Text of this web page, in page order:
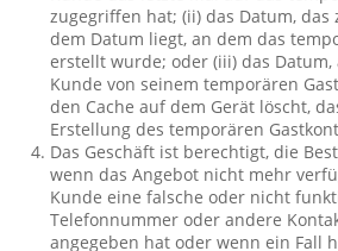
zugegriffen hat; (ii) das Datum, das
dem Datum liegt, an dem das
erstellt wurde; oder (iii) das
Kunde von seinem temporären
den Cache auf dem Gerät löscht,
Erstellung des temporären
Das Geschäft ist berechtigt, die
wenn das Angebot nicht mehr
Kunde eine falsche oder nicht
Telefonnummer oder andere
angegeben hat oder wenn ein Fall